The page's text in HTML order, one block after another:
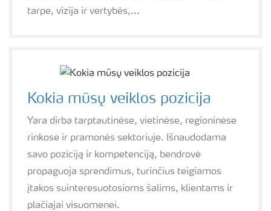
tarpe, vizija ir vertybės,...
Kokia mūsų veiklos pozicija
Yara dirba tarptautinėse, vietinėse, regioninėse
rinkose ir pramonės sektoriuje. Išnaudodama
savo poziciją ir kompetenciją, bendrovė
propaguoja sprendimus, turinčius teigiamos
įtakos suinteresuotosioms šalims, klientams ir
plačiajai visuomenei.